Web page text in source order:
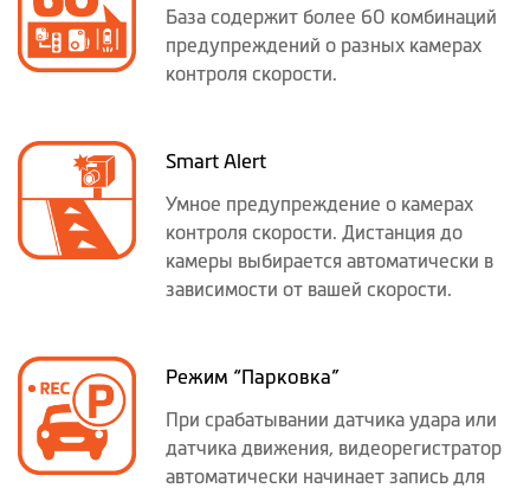
База содержит более 60 комбинаций
предупреждений о разных камерах
контроля скорости.
Smart Alert
Умное предупреждение о камерах
контроля скорости. Дистанция до
камеры выбирается автоматически в
зависимости от вашей скорости.
Режим “Парковка”
При срабатывании датчика удара или
датчика движения, видеорегистратор
автоматически начинает запись для